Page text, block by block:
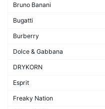
Bruno Banani
Bugatti
Burberry
Dolce & Gabbana
DRYKORN
Esprit
Freaky Nation